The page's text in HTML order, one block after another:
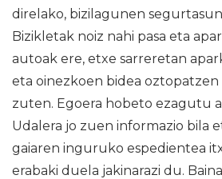
direlako, bizilagunen
Bizikletak noiz nahi pasa eta
autoak ere, etxe sarreretan
eta oinezkoen bidea
zuten. Egoera hobeto ezagutu
Udalera jo zuen informazio bila
gaiaren inguruko espedientea
erabaki duela jakinarazi du.